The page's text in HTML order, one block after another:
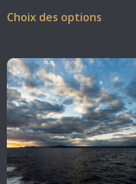
Choix des options